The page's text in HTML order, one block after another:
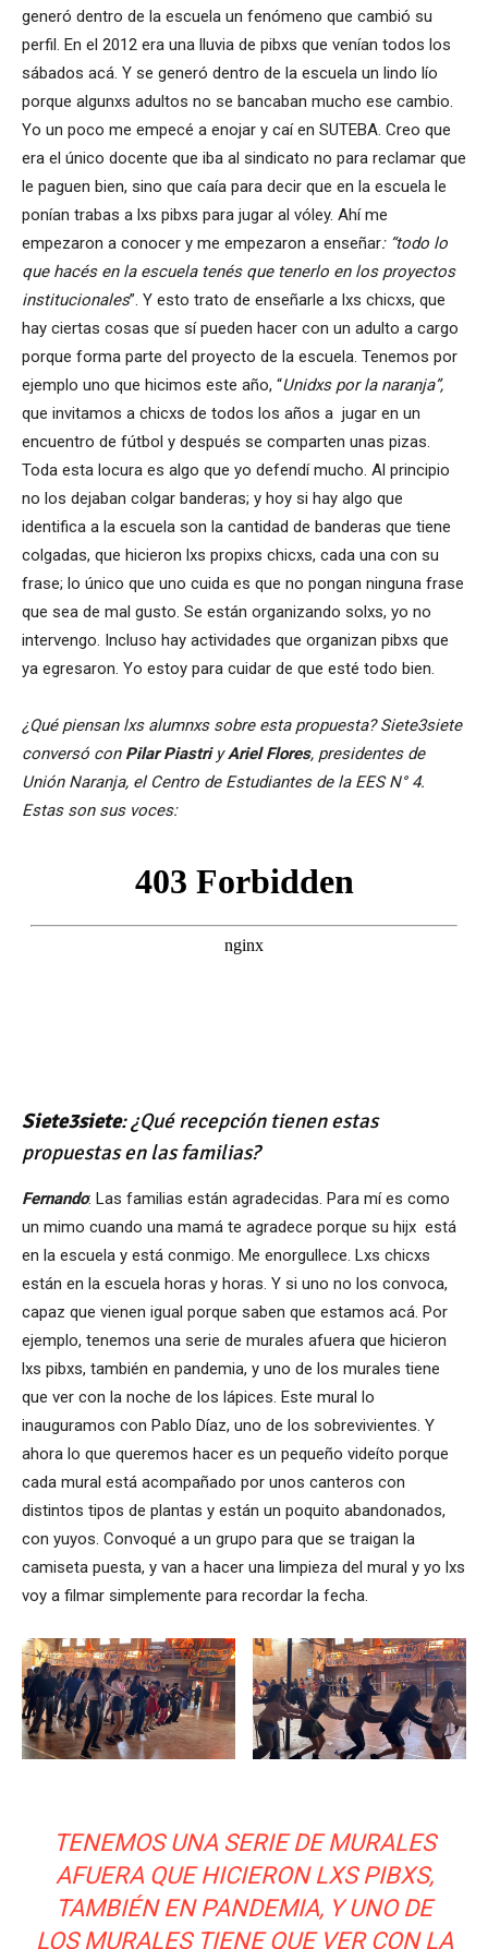
generó dentro de la escuela un fenómeno que cambió su
perfil. En el 2012 era una lluvia de pibxs que venían todos los
sábados acá. Y se generó dentro de la escuela un lindo lío
porque algunxs adultos no se bancaban mucho ese cambio.
Yo un poco me empecé a enojar y caí en SUTEBA. Creo que
era el único docente que iba al sindicato no para reclamar que
le paguen bien, sino que caía para decir que en la escuela le
ponían trabas a lxs pibxs para jugar al vóley. Ahí me
empezaron a conocer y me empezaron a enseñar: “todo lo
que hacés en la escuela tenés que tenerlo en los proyectos
institucionales”. Y esto trato de enseñarle a lxs chicxs, que
hay ciertas cosas que sí pueden hacer con un adulto a cargo
porque forma parte del proyecto de la escuela. Tenemos por
ejemplo uno que hicimos este año, “Unidxs por la naranja”,
que invitamos a chicxs de todos los años a jugar en un
encuentro de fútbol y después se comparten unas pizas.
Toda esta locura es algo que yo defendí mucho. Al principio
no los dejaban colgar banderas; y hoy si hay algo que
identifica a la escuela son la cantidad de banderas que tiene
colgadas, que hicieron lxs propixs chicxs, cada una con su
frase; lo único que uno cuida es que no pongan ninguna frase
que sea de mal gusto. Se están organizando solxs, yo no
intervengo. Incluso hay actividades que organizan pibxs que
ya egresaron. Yo estoy para cuidar de que esté todo bien.
¿Qué piensan lxs alumnxs sobre esta propuesta? Siete3siete
conversó con Pilar PiastriyAriel Flores, presidentes de
Unión Naranja, el Centro de Estudiantes de la EES N° 4.
Estas son sus voces:
Siete3siete: ¿Qué recepción tienen estas
propuestas en las familias?
Fernando: Las familias están agradecidas. Para mí es como
un mimo cuando una mamá te agradece porque su hijx está
en la escuela y está conmigo. Me enorgullece. Lxs chicxs
están en la escuela horas y horas. Y si uno no los convoca,
capaz que vienen igual porque saben que estamos acá. Por
ejemplo, tenemos una serie de murales afuera que hicieron
lxs pibxs, también en pandemia, y uno de los murales tiene
que ver con la noche de los lápices. Este mural lo
inauguramos con Pablo Díaz, uno de los sobrevivientes. Y
ahora lo que queremos hacer es un pequeño videíto porque
cada mural está acompañado por unos canteros con
distintos tipos de plantas y están un poquito abandonados,
con yuyos. Convoqué a un grupo para que se traigan la
camiseta puesta, y van a hacer una limpieza del mural y yo lxs
voy a filmar simplemente para recordar la fecha.
TENEMOS UNA SERIE DE MURALES
AFUERA QUE HICIERON LXS PIBXS,
TAMBIÉN EN PANDEMIA, Y UNO DE
LOS MURALES TIENE QUE VER CON LA